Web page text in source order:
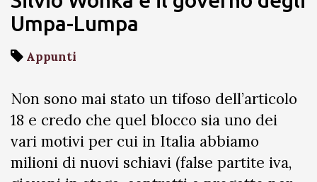
Umpa-Lumpa
Appunti
Non sono mai stato un tifoso dell’articolo
18 e credo che quel blocco sia uno dei
vari motivi per cui in Italia abbiamo
milioni di nuovi schiavi (false partite iva,